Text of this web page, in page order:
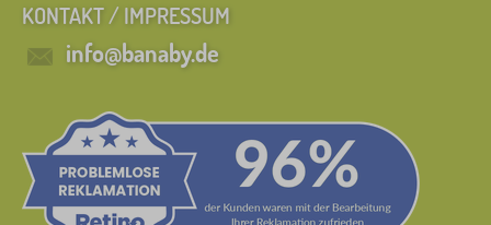
KONTAKT / IMPRESSUM
info@banaby.de